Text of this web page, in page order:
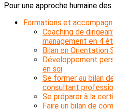
Pour une approche humaine
Formations et
Coaching de
management en 4
Bilan en Orientation
Développement
en soi
Se former au bilan
consultant
Se préparer à la
Faire un bilan de